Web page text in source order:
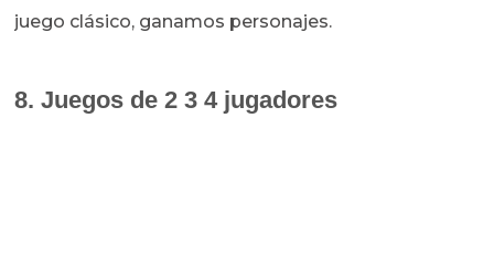
juego clásico, ganamos personajes.
8. Juegos de 2 3 4 jugadores